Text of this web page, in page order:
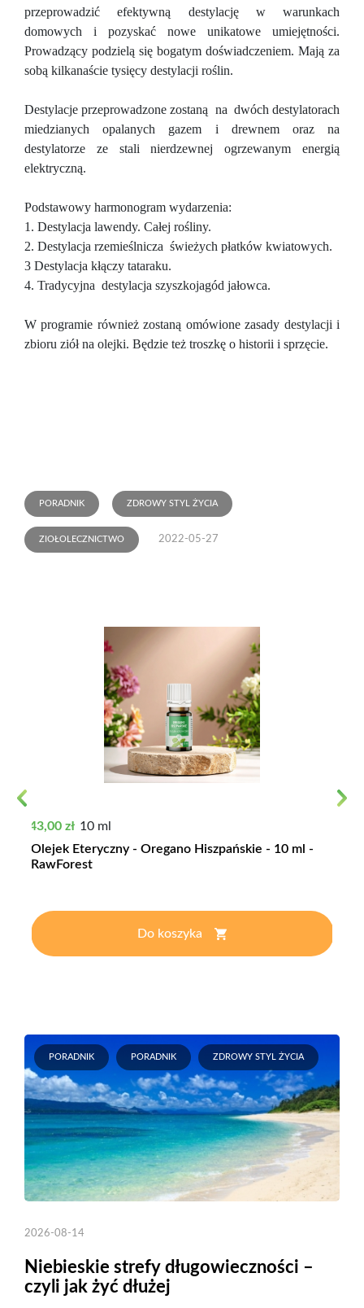
przeprowadzić efektywną destylację w warunkach
domowych i pozyskać nowe unikatowe umiejętności.
Prowadzący podzielą się bogatym doświadczeniem. Mają za
sobą kilkanaście tysięcy destylacji roślin.
Destylacje przeprowadzone zostaną na dwóch destylatorach
miedzianych opalanych gazem i drewnem oraz na
destylatorze ze stali nierdzewnej ogrzewanym energią
elektryczną.
Podstawowy harmonogram wydarzenia:
1. Destylacja lawendy. Całej rośliny.
2. Destylacja rzemieślnicza świeżych płatków kwiatowych.
3 Destylacja kłączy tataraku.
4. Tradycyjna destylacja szyszkojagód jałowca.
W programie również zostaną omówione zasady destylacji i
zbioru ziół na olejki. Będzie też troszkę o historii i sprzęcie.
PORADNIK ZDROWY STYL ŻYCIA
ZIOŁOLECZNICTWO 2022-05-27
Cena
43,00 zł 10 ml
Olejek Eteryczny - Oregano Hiszpańskie - 10 ml -
RawForest
Do koszyka
PORADNIK PORADNIK ZDROWY STYL ŻYCIA
2026-08-14
Niebieskie strefy długowieczności –
czyli jak żyć dłużej